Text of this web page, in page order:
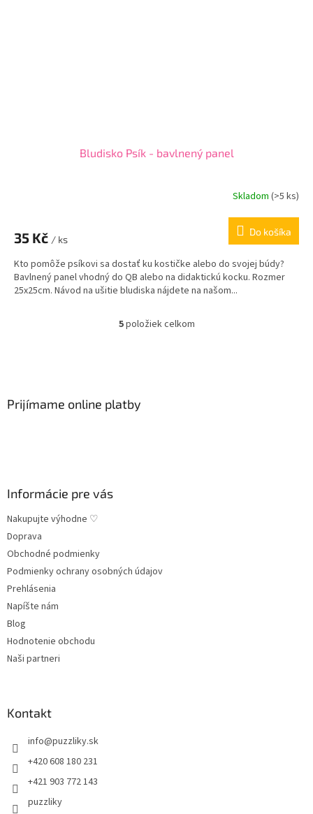
Bludisko Psík - bavlnený panel
Skladom (>5 ks)
35 Kč / ks
Do košíka
Kto pomôže psíkovi sa dostať ku kostičke alebo do svojej búdy?
Bavlnený panel vhodný do QB alebo na didaktickú kocku. Rozmer
25x25cm. Návod na ušitie bludiska nájdete na našom...
O
s
5položiek celkom
Prijímame online platby
Informácie pre vás
Nakupujte výhodne ♡
Doprava
Obchodné podmienky
Podmienky ochrany osobných údajov
Prehlásenia
Napíšte nám
Blog
Hodnotenie obchodu
Naši partneri
Kontakt
info@puzzliky.sk
+420 608 180 231
+421 903 772 143
puzzliky